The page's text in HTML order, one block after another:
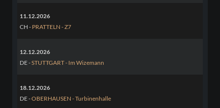
11.12.2026
CH - PRATTELN - Z7
12.12.2026
DE -STUTTGART - Im Wizemann
18.12.2026
DE -OBERHAUSEN - Turbinenhalle